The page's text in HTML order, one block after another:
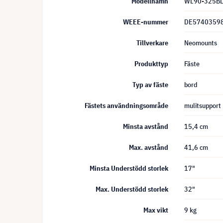
WEEE-nummer
Tillverkare Neomounts
Produkttyp Fäste
Typ av fäste bord
Fästets användningsområde mulitsupport
Minsta avstånd 15,4 cm
Max. avstånd 41,6 cm
Minsta Understödd storlek 17"
Max. Understödd storlek 32"
Max vikt 9 kg